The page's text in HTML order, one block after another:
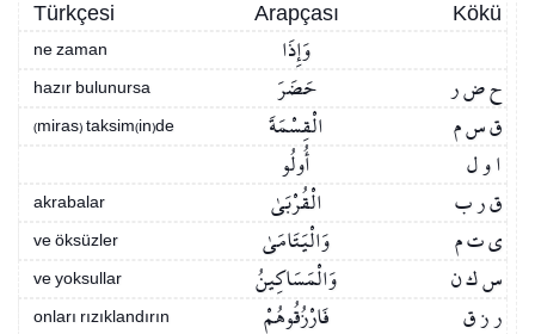
Türkçesi Kökü
Arapçası
ne zaman وَإِذَا
hazır bulunursa ح ض ر حَضَرَ
(miras) taksim(in)de ق س م
الْقِسْمَةَ
ا و ل
أُولُو
akrabalar ق ر ب الْقُرْبَىٰ
ve öksüzler ي ت م وَالْيَتَامَىٰ
ve yoksullar س ك ن وَالْمَسَاكِينُ
onları rızıklandırın ر ز ق فَارْزُقُوهُمْ